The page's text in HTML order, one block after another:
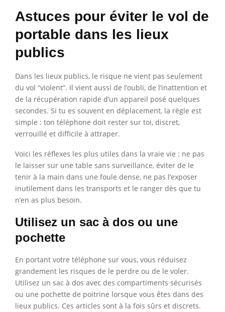
Astuces pour éviter le vol de
portable dans les lieux
publics
Dans les lieux publics, le risque ne vient pas seulement
du vol “violent”. Il vient aussi de l’oubli, de l’inattention et
de la récupération rapide d’un appareil posé quelques
secondes. Si tu es souvent en déplacement, la règle est
simple : ton téléphone doit rester sur toi, discret,
verrouillé et difficile à attraper.
Voici les réflexes les plus utiles dans la vraie vie : ne pas
le laisser sur une table sans surveillance, éviter de le
tenir à la main dans une foule dense, ne pas l’exposer
inutilement dans les transports et le ranger dès que tu
n’en as plus besoin.
Utilisez un sac à dos ou une
pochette
En portant votre téléphone sur vous, vous réduisez
grandement les risques de le perdre ou de le voler.
Utilisez un sac à dos avec des compartiments sécurisés
ou une pochette de poitrine lorsque vous êtes dans des
lieux publics. Ces articles sont à la fois sûrs et discrets.